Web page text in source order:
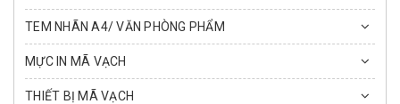
TEM NHÃN A4/ VĂN PHÒNG PHẨM
MỰC IN MÃ VẠCH
THIẾT BỊ MÃ VẠCH